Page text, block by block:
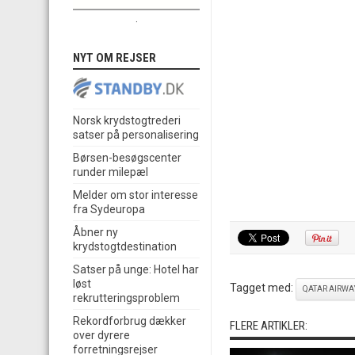
Tagget med: QATAR
FLERE ARTIKLER:
NYT OM REJSER
Norsk krydstogtrederi
satser på personalisering
Børsen-besøgscenter
runder milepæl
Melder om stor interesse
fra Sydeuropa
Åbner ny
krydstogtdestination
Satser på unge: Hotel har
løst
rekrutteringsproblem
Rekordforbrug dækker
over dyrere
forretningsrejser